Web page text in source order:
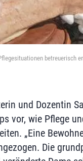
betreuerisch
und Dozentin
vor, wie Pflege
„Eine
Die